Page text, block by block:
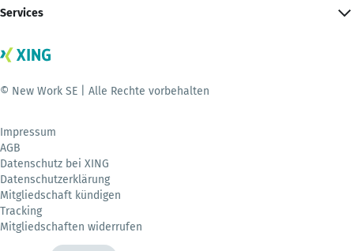
Services
© New Work SE | Alle Rechte vorbehalten
Impressum
AGB
Datenschutz bei XING
Datenschutzerklärung
Mitgliedschaft kündigen
Tracking
Mitgliedschaften widerrufen